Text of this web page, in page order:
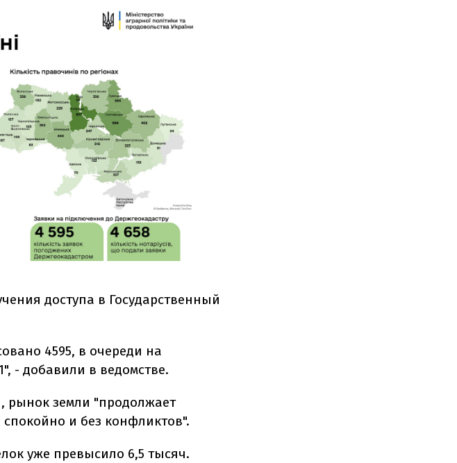
доступа в Государственный
4595, в очереди на
- добавили в ведомстве.
рынок земли "продолжает
и без конфликтов".
уже превысило 6,5 тысяч.